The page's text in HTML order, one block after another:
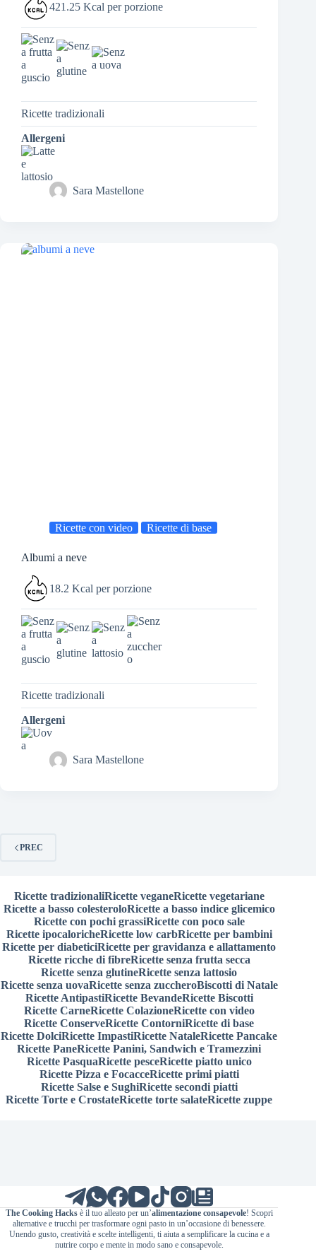
421.25 Kcal per porzione
Ricette tradizionali
Allergeni
Sara Mastellone
Ricette con video Ricette di base
Albumi a neve
18.2 Kcal per porzione
Ricette tradizionali
Allergeni
Sara Mastellone
PREC
Ricette tradizionaliRicette veganeRicette vegetariane
Ricette a basso colesteroloRicette a basso indice glicemico
Ricette con pochi grassiRicette con poco sale
Ricette ipocaloricheRicette low carbRicette per bambini
Ricette per diabeticiRicette per gravidanza e allattamento
Ricette ricche di fibreRicette senza frutta secca
Ricette senza glutineRicette senza lattosio
Ricette senza uovaRicette senza zuccheroBiscotti di Natale
Ricette AntipastiRicette BevandeRicette Biscotti
Ricette CarneRicette ColazioneRicette con video
Ricette ConserveRicette ContorniRicette di base
Ricette DolciRicette ImpastiRicette NataleRicette Pancake
Ricette PaneRicette Panini, Sandwich e Tramezzini
Ricette PasquaRicette pesceRicette piatto unico
Ricette Pizza e FocacceRicette primi piatti
Ricette Salse e SughiRicette secondi piatti
Ricette Torte e CrostateRicette torte salateRicette zuppe
The Cooking Hacksè il tuo alleato per un’alimentazione consapevole! Scopri
alternative e trucchi per trasformare ogni pasto in un’occasione di benessere.
Unendo gusto, creatività e scelte intelligenti, ti aiuta a semplificare la cucina e a
nutrire corpo e mente in modo sano e consapevole.